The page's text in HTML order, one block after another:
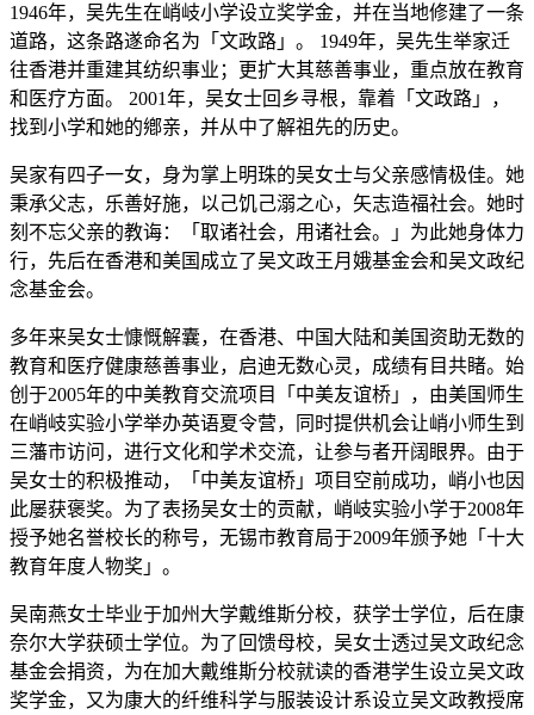
1946年，吴先生在峭岐小学设立奖学金，并在当地修建了一条
道路，这条路遂命名为「文政路」。 1949年，吴先生举家迁
往香港并重建其纺织事业；更扩大其慈善事业，重点放在教育
和医疗方面。 2001年，吴女士回乡寻根，靠着「文政路」，
找到小学和她的鄕亲，并从中了解祖先的历史。
吴家有四子一女，身为掌上明珠的吴女士与父亲感情极佳。她
秉承父志，乐善好施，以己饥己溺之心，矢志造福社会。她时
刻不忘父亲的教诲：「取诸社会，用诸社会。」为此她身体力
行，先后在香港和美国成立了吴文政王月娥基金会和吴文政纪
念基金会。
多年来吴女士慷慨解囊，在香港、中国大陆和美国资助无数的
教育和医疗健康慈善事业，启迪无数心灵，成绩有目共睹。始
创于2005年的中美教育交流项目「中美友谊桥」，由美国师生
在峭岐实验小学举办英语夏令营，同时提供机会让峭小师生到
三藩市访问，进行文化和学术交流，让参与者开阔眼界。由于
吴女士的积极推动，「中美友谊桥」项目空前成功，峭小也因
此屡获褒奖。为了表扬吴女士的贡献，峭岐实验小学于2008年
授予她名誉校长的称号，无锡市教育局于2009年颁予她「十大
教育年度人物奖」。
吴南燕女士毕业于加州大学戴维斯分校，获学士学位，后在康
奈尔大学获硕士学位。为了回馈母校，吴女士透过吴文政纪念
基金会捐资，为在加大戴维斯分校就读的香港学生设立吴文政
奖学金，又为康大的纤维科学与服装设计系设立吴文政教授席